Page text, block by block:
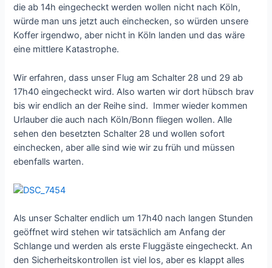
die ab 14h eingecheckt werden wollen nicht nach Köln,
würde man uns jetzt auch einchecken, so würden unsere
Koffer irgendwo, aber nicht in Köln landen und das wäre
eine mittlere Katastrophe.
Wir erfahren, dass unser Flug am Schalter 28 und 29 ab
17h40 eingecheckt wird. Also warten wir dort hübsch brav
bis wir endlich an der Reihe sind. Immer wieder kommen
Urlauber die auch nach Köln/Bonn fliegen wollen. Alle
sehen den besetzten Schalter 28 und wollen sofort
einchecken, aber alle sind wie wir zu früh und müssen
ebenfalls warten.
Als unser Schalter endlich um 17h40 nach langen Stunden
geöffnet wird stehen wir tatsächlich am Anfang der
Schlange und werden als erste Fluggäste eingecheckt. An
den Sicherheitskontrollen ist viel los, aber es klappt alles